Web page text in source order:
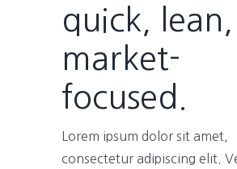
quick,
market-
focused.
Lorem ipsum dolor sit amet,
consectetur adipiscing elit.